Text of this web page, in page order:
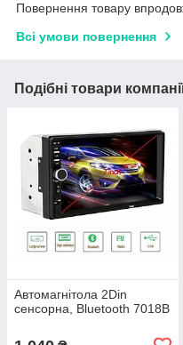
Повернення товару
Всі умови повернення
Подібні товари
Автомагнітола 2Din
сенсорна, Bluetooth 7018B